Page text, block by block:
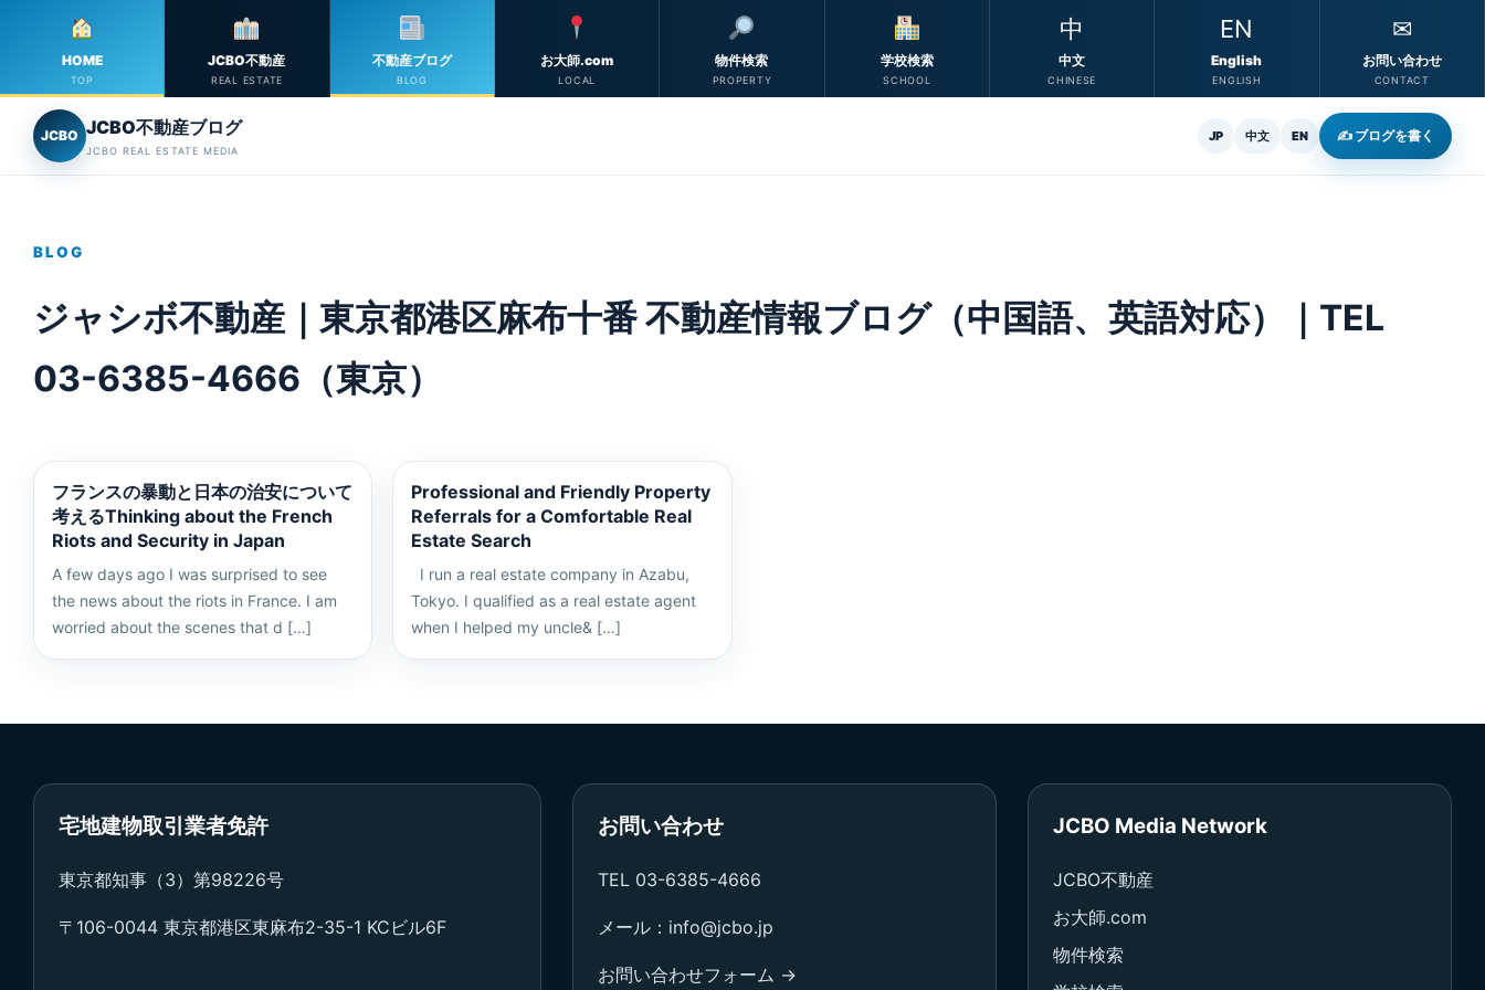
HOME
TOP
JCBO不動産
REAL ESTATE
不動産ブログ
BLOG
お大師.com
LOCAL
物件検索
PROPERTY
学校検索
SCHOOL
中
中文
CHINESE
EN
English
ENGLISH
✉
お問い合わせ
CONTACT
JCBO JCBO不動産ブログ
JCBO REAL ESTATE MEDIA
JP 中文 EN ✍ ブログを書く
BLOG
ジャシボ不動産｜東京都港区麻布十番 不動産情報ブログ（中国語、英語対応）｜TEL
03-6385-4666（東京）
フランスの暴動と日本の治安について
考えるThinking about the French
Riots and Security in Japan
A few days ago I was surprised to see
the news about the riots in France. I am
worried about the scenes that d […]
Professional and Friendly Property
Referrals for a Comfortable Real
Estate Search
I run a real estate company in Azabu,
Tokyo. I qualified as a real estate agent
when I helped my uncle& […]
宅地建物取引業者免許
東京都知事（3）第98226号
〒106-0044 東京都港区東麻布2-35-1 KCビル6F
お問い合わせ
TEL 03-6385-4666
メール：info@jcbo.jp
お問い合わせフォーム →
JCBO Media Network
JCBO不動産
お大師.com
物件検索